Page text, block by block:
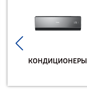
КОНДИЦИОНЕРЫ